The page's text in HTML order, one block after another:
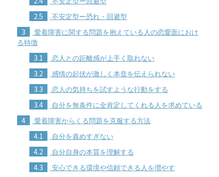
2.5 不安定型ー恐れ・回避型
3
愛着障害に関する問題を抱えている人の恋愛面におけ
る特徴
3.1 恋人との距離感が上手く取れない
3.2 感情の起伏が激しく本音を伝えられない
3.3 恋人の気持ちを試すような行動をする
3.4 自分を無条件に全肯定してくれる人を求めている
4 愛着障害からくる問題を克服する方法
4.1 自分を責めすぎない
4.2 自分自身の本質を理解する
4.3 安心できる環境や信頼できる人を増やす